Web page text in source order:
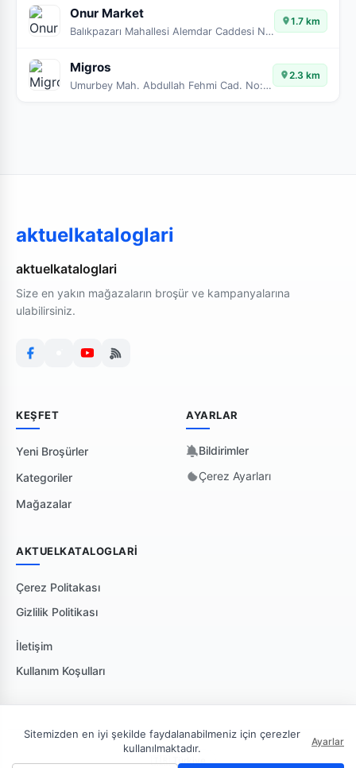
Onur Market
Balıkpazarı Mahallesi Alemdar Caddesi No:16 16600
1.7 km
Migros
Umurbey Mah. Abdullah Fehmi Cad. No:29/A G
2.3 km
aktuelkataloglari
aktuelkataloglari
Size en yakın mağazaların broşür ve kampanyalarına
ulabilirsiniz.
KEŞFET
Yeni Broşürler
Kategoriler
Mağazalar
AYARLAR
Bildirimler
Çerez Ayarları
AKTUELKATALOGLARI
Çerez Politakası
Gizlilik Politikası
İletişim
Kullanım Koşulları
Sitemizden en iyi şekilde faydalanabilmeniz için çerezler
kullanılmaktadır.
Ayarlar